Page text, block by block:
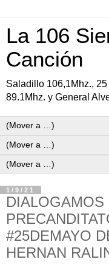
La 106
Canción
Saladillo 106,1Mhz.,
89.1Mhz. y General
1/9/21
#25DEMAYO
HERNAN